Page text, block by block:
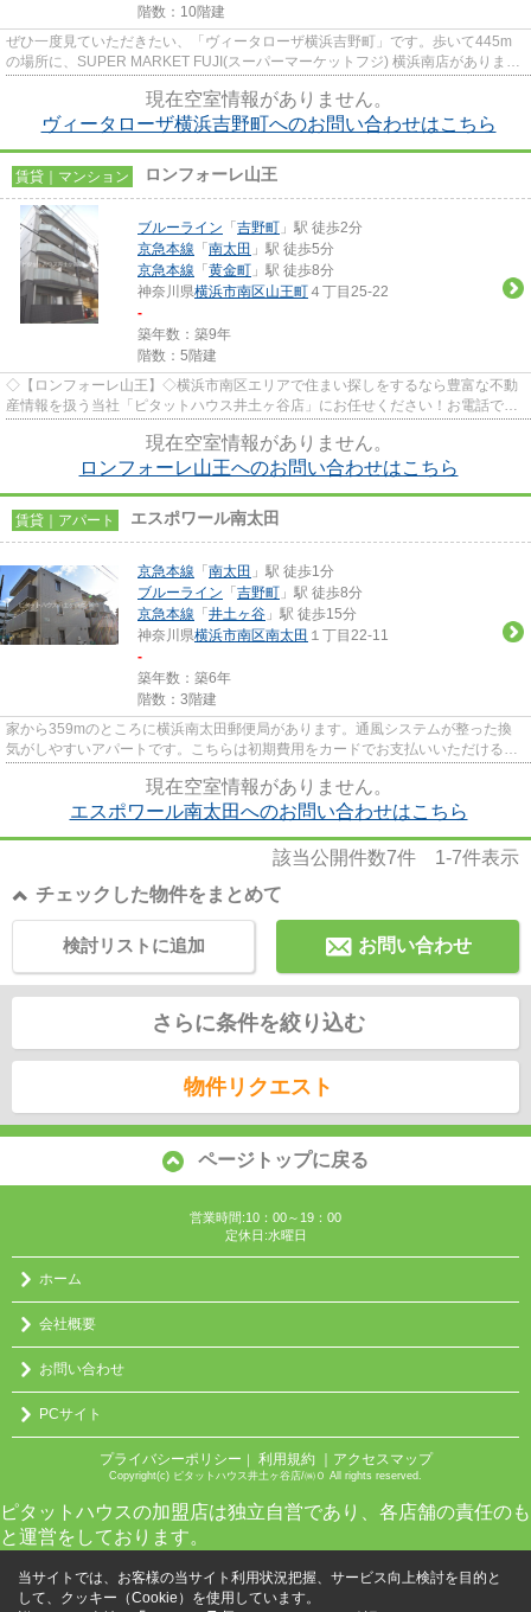
階数：10階建
ぜひ一度見ていただきたい、「ヴィータローザ横浜吉野町」です。歩いて445m
の場所に、SUPER MARKET FUJI(スーパーマーケットフジ) 横浜南店がありま
現在空室情報がありません。
ヴィータローザ横浜吉野町へのお問い合わせはこちら
賃貸｜マンション ロンフォーレ山王
ブルーライン 「 吉野町 」駅 徒歩2分
京急本線 「 南太田 」駅 徒歩5分
京急本線 「 黄金町 」駅 徒歩8分
神奈川県横浜市南区山王町 ４丁目25-22
-
築年数：築9年
階数：5階建
◇【ロンフォーレ山王】◇横浜市南区エリアで住まい探しをするなら豊富な不動
産情報を扱う当社「ピタットハウス井土ヶ谷店」にお任せください！お電話での
現在空室情報がありません。
ロンフォーレ山王へのお問い合わせはこちら
賃貸｜アパート エスポワール南太田
京急本線 「 南太田 」駅 徒歩1分
ブルーライン 「 吉野町 」駅 徒歩8分
京急本線 「 井土ヶ谷 」駅 徒歩15分
神奈川県横浜市南区南太田 １丁目22-11
-
築年数：築6年
階数：3階建
家から359mのところに横浜南太田郵便局があります。通風システムが整った換
気がしやすいアパートです。こちらは初期費用をカードでお支払いいただける物
現在空室情報がありません。
エスポワール南太田へのお問い合わせはこちら
該当公開件数7件 1-7件表示
チェックした物件をまとめて
お問い合わせ
検討リストに追加
さらに条件を絞り込む
物件リクエスト
ページトップに戻る
営業時間:10：00～19：00
定休日:水曜日
ホーム
会社概要
お問い合わせ
PCサイト
プライバシーポリシー ｜ 利用規約 ｜アクセスマップ
Copyright(c) ピタットハウス井土ヶ谷店/㈱０ All rights reserved.
ピタットハウスの加盟店は独立自営であり、各店舗の責任のも
と運営をしております。
当サイトでは、お客様の当サイト利用状況把握、サービス向上検討を目的と
して、クッキー（Cookie）を使用しています。